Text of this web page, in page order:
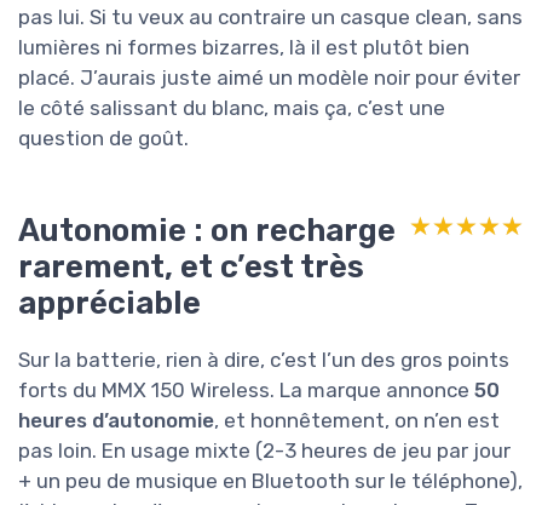
pas lui. Si tu veux au contraire un casque clean, sans
lumières ni formes bizarres, là il est plutôt bien
placé. J’aurais juste aimé un modèle noir pour éviter
le côté salissant du blanc, mais ça, c’est une
question de goût.
Autonomie : on recharge
rarement, et c’est très
appréciable
★★★★★
★★★★★
Sur la batterie, rien à dire, c’est l’un des gros points
forts du MMX 150 Wireless. La marque annonce 50
heures d’autonomie, et honnêtement, on n’en est
pas loin. En usage mixte (2-3 heures de jeu par jour
+ un peu de musique en Bluetooth sur le téléphone),